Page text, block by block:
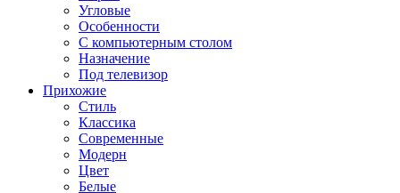
Угловые
Особенности
С компьютерным столом
Назначение
Под телевизор
Прихожие
Стиль
Классика
Современные
Модерн
Цвет
Белые